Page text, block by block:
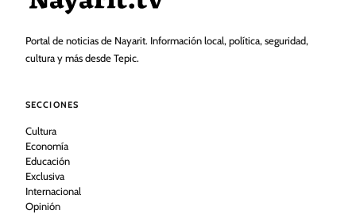
Portal de noticias de Nayarit. Información local, política, seguridad,
cultura y más desde Tepic.
SECCIONES
Cultura
Economía
Educación
Exclusiva
Internacional
Opinión